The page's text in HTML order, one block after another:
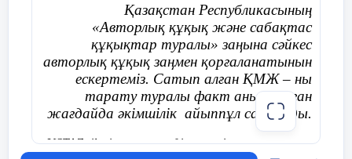
Қазақстан Республикасының
«Авторлық құқық және сабақтас
құқықтар туралы» заңына сәйкес
авторлық құқық заңмен қорғаланатынын
ескертеміз. Сатып алған ҚМЖ – ны
тарату туралы факт анықталған
жағдайда әкімшілік айыппұл салынады.
«USTAZ tilegi» ғылыми әдістемелік орталығының